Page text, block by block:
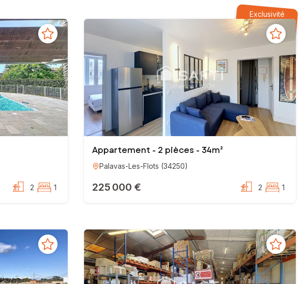
2 1
Exclusivité
Appartement - 2 pièces - 34m²
Palavas-Les-Flots (34250)
225 000 € 2 1